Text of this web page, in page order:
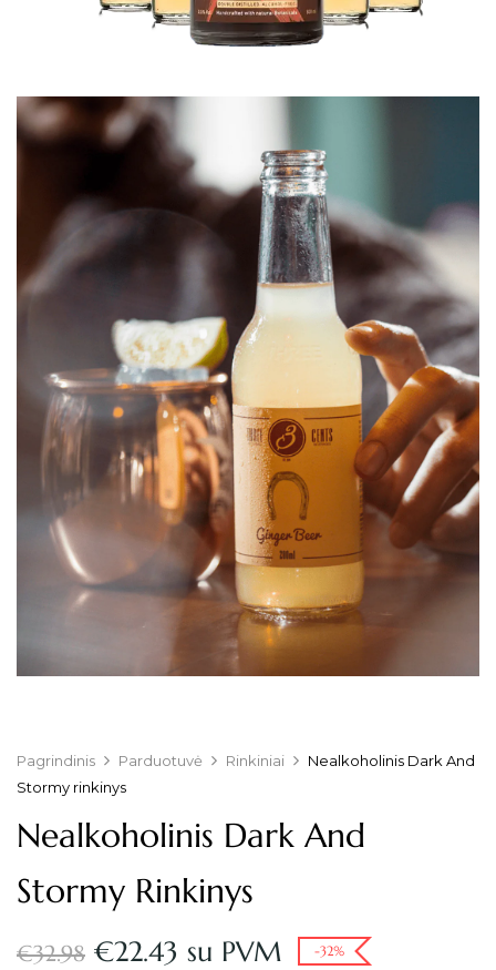
Pagrindinis Parduotuvė Rinkiniai
Nealkoholinis Dark And
Stormy rinkinys
Nealkoholinis Dark And
Stormy Rinkinys
€32.98 €22.43 su PVM -32%